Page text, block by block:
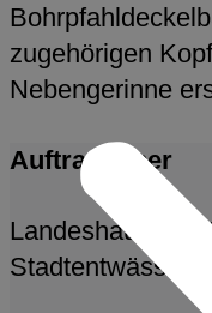
zugehörigen
Nebengerinne
Auftraggeber